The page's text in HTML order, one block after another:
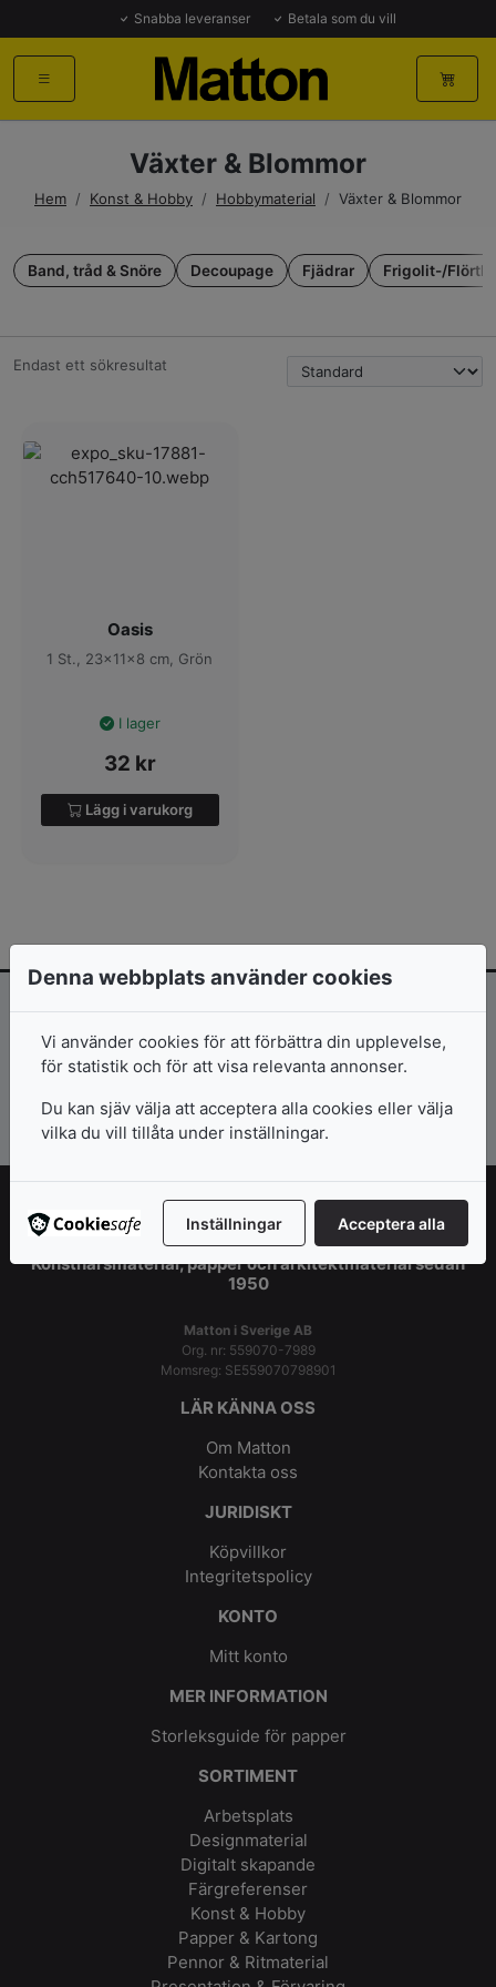
Snabba leveranser Betala som du vill
Växter & Blommor
Hem / Konst & Hobby / Hobbymaterial / Växter & Blommor
Band, tråd & Snöre Decoupage Fjädrar Frigolit-/
Endast ett sökresultat
Oasis
1 St., 23x11x8 cm, Grön
I lager
32 kr
Lägg i varukorg
Inspiration och erbjudanden direkt i
mailkorgen!
Prenumerera >>
Konstnärsmaterial, papper och arkitektmaterial sedan
1950
Matton i Sverige AB
Org. nr: 559070-7989
Momsreg: SE559070798901
LÄR KÄNNA OSS
Om Matton
Kontakta oss
JURIDISKT
Köpvillkor
Integritetspolicy
KONTO
Mitt konto
MER INFORMATION
Storleksguide för papper
SORTIMENT
Arbetsplats
Designmaterial
Digitalt skapande
Färgreferenser
Konst & Hobby
Papper & Kartong
Pennor & Ritmaterial
Denna webbplats använder cookies
Vi använder cookies för att förbättra din upplevelse,
för statistik och för att visa relevanta annonser.
Du kan sjäv välja att acceptera alla cookies eller välja
vilka du vill tillåta under inställningar.
Inställningar Acceptera alla